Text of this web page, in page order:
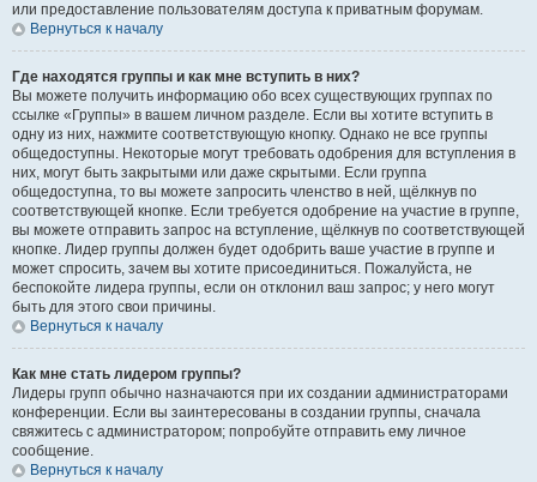
или предоставление пользователям доступа к приватным форумам.
Вернуться к началу
Где находятся группы и как мне вступить в них?
Вы можете получить информацию обо всех существующих группах по
ссылке «Группы» в вашем личном разделе. Если вы хотите вступить в
одну из них, нажмите соответствующую кнопку. Однако не все группы
общедоступны. Некоторые могут требовать одобрения для вступления в
них, могут быть закрытыми или даже скрытыми. Если группа
общедоступна, то вы можете запросить членство в ней, щёлкнув по
соответствующей кнопке. Если требуется одобрение на участие в группе,
вы можете отправить запрос на вступление, щёлкнув по соответствующей
кнопке. Лидер группы должен будет одобрить ваше участие в группе и
может спросить, зачем вы хотите присоединиться. Пожалуйста, не
беспокойте лидера группы, если он отклонил ваш запрос; у него могут
быть для этого свои причины.
Вернуться к началу
Как мне стать лидером группы?
Лидеры групп обычно назначаются при их создании администраторами
конференции. Если вы заинтересованы в создании группы, сначала
свяжитесь с администратором; попробуйте отправить ему личное
сообщение.
Вернуться к началу